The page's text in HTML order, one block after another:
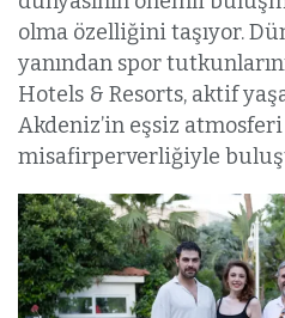
olma özelliğini taşıyor.
yanından spor
Hotels & Resorts, aktif
Akdeniz’in eşsiz
misafirperverliğiyle